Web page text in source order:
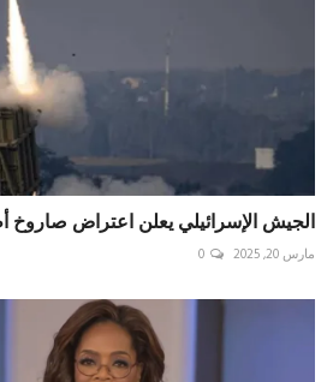
الجيش الإسرائيلي يعلن اعتراض صاروخ
مارس 20, 2025 0